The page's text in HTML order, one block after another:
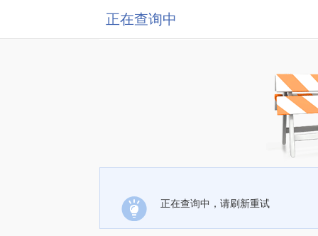
正在查询中
正在查询中，请刷新重试